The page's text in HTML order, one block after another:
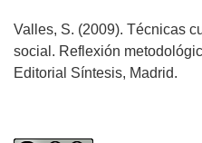
Valles, S. (2009). Técnicas
social. Reflexión
Editorial Síntesis, Madrid.